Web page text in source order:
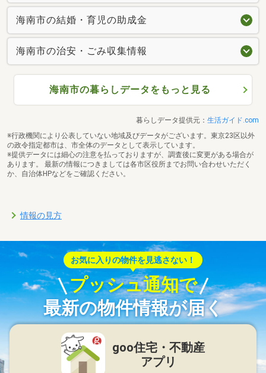
海南市の結婚・育児の助成金
海南市の治安・ごみ収集情報
海南市の暮らしデータをもっと見る
暮らしデータ提供元： 生活ガイド.com
※行政機関により公表していない地域及びデータがございます。東京23区以外
の政令指定都市は、市全体のデータとして表示しています。
※提供データには細心の注意を払っておりますが、調査後に変更がある場合が
あります。 最新の情報につきましては各市区役所までお問い合わせいただく
か、自治体HPなどをご確認ください。
情報の見方
お気に入りの物件を見逃さない！
プッシュ通知で
最新の物件情報が届く
goo住宅・不動産
アプリ